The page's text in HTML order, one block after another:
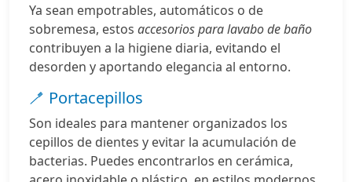
Ya sean empotrables, automáticos o de
sobremesa, estos accesorios para lavabo de baño
contribuyen a la higiene diaria, evitando el
desorden y aportando elegancia al entorno.
🪥 Portacepillos
Son ideales para mantener organizados los
cepillos de dientes y evitar la acumulación de
bacterias. Puedes encontrarlos en cerámica,